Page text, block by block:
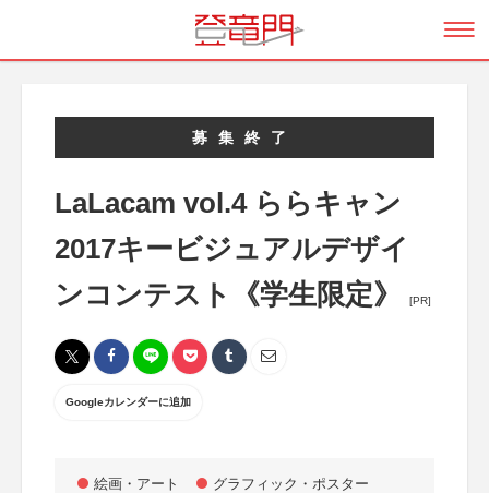
募集終了
LaLacam vol.4 ららキャン
2017キービジュアルデザイ
ンコンテスト《学生限定》
[PR]
Googleカレンダーに追加
絵画・アート
グラフィック・ポスター